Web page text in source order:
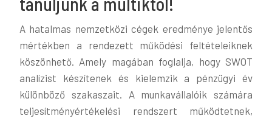
A hatalmas nemzetközi cégek eredménye jelentős
mértékben a rendezett működési feltételeiknek
köszönhető. Amely magában foglalja, hogy SWOT
analízist készítenek és kielemzik a pénzügyi év
különböző szakaszait. A munkavállalóik számára
teljesítményértékelési rendszert működtetnek,